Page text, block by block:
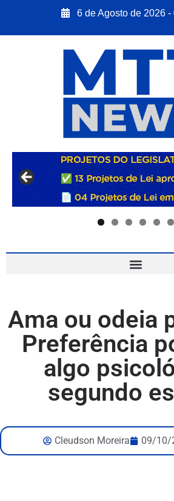
6 de Agosto de 2026 -
Ama ou odeia
Preferência
algo
segundo
Cleudson Moreira 09/10/